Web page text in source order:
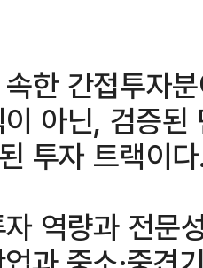
한 간접투자
아닌, 검증
투자 트랙이
역량과 전문